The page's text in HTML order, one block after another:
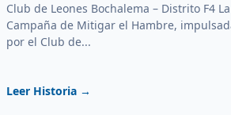
Club de Leones Bochalema – Distrito F4 La
Campaña de Mitigar el Hambre,
por el Club de...
Leer Historia →